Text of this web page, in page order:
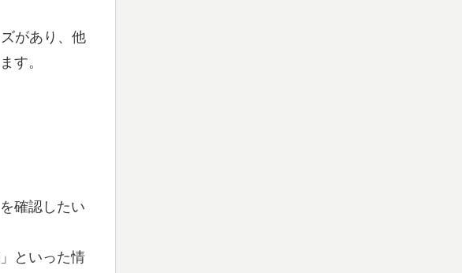
があり、他
す。
確認したい
といった情